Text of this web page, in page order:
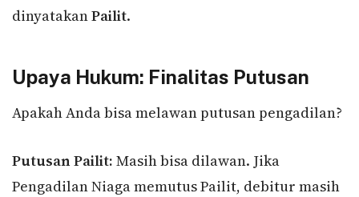
dinyatakanPailit.
Upaya Hukum: Finalitas Putusan
Apakah Anda bisa melawan putusan pengadilan?
Putusan Pailit: Masih bisa dilawan. Jika
Pengadilan Niaga memutus Pailit, debitur masih